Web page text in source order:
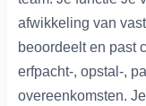
afwikkeling van
beoordeelt en past
erfpacht-, opstal-,
overeenkomsten.